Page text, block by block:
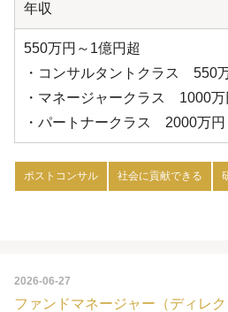
年収
550万円～1億円超
・コンサルタントクラス 550
・マネージャークラス 1000
・パートナークラス 2000万円
ポストコンサル 社会に貢献できる
2026-06-27
ファンドマネージャー（ディレク